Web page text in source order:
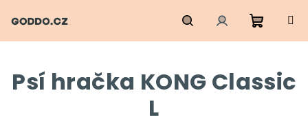
na
HledatPřihlášení
košík
Psí hračka KONG Classic
L